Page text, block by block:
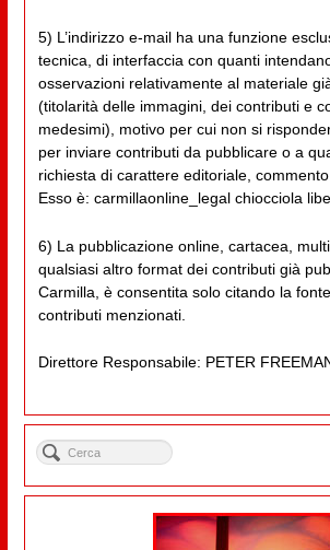
5) L’indirizzo e-mail ha una funzione
tecnica, di interfaccia con quanti
osservazioni relativamente al materiale
(titolarità delle immagini, dei contributi e
medesimi), motivo per cui non si
per inviare contributi da pubblicare o a
richiesta di carattere editoriale,
Esso è: carmillaonline_legal chiocciola
6) La pubblicazione online, cartacea,
qualsiasi altro format dei contributi già
Carmilla, è consentita solo citando la
contributi menzionati.
Direttore Responsabile: PETER